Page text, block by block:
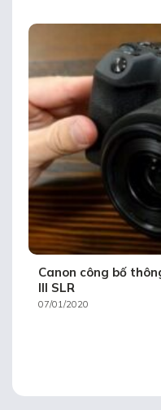
Canon công bố
III SLR
07/01/2020